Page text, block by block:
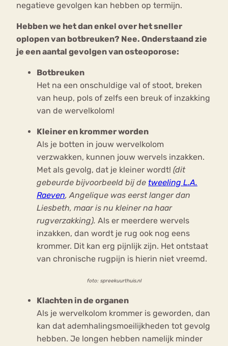
negatieve gevolgen kan hebben op termijn.
Hebben we het dan enkel over het sneller
oplopen van botbreuken? Nee. Onderstaand zie
je een aantal gevolgen van osteoporose:
Botbreuken
Het na een onschuldige val of stoot, breken
van heup, pols of zelfs een breuk of inzakking
van de wervelkolom!
Kleiner en krommer worden
Als je botten in jouw wervelkolom
verzwakken, kunnen jouw wervels inzakken.
Met als gevolg, dat je kleiner wordt! (dit
gebeurde bijvoorbeeld bij de tweeling L.A.
Raeven, Angelique was eerst langer dan
Liesbeth, maar is nu kleiner na haar
rugverzakking). Als er meerdere wervels
inzakken, dan wordt je rug ook nog eens
krommer. Dit kan erg pijnlijk zijn. Het ontstaat
van chronische rugpijn is hierin niet vreemd.
foto: spreekuurthuis.nl
Klachten in de organen
Als je wervelkolom krommer is geworden, dan
kan dat ademhalingsmoeilijkheden tot gevolg
hebben. Je longen hebben namelijk minder